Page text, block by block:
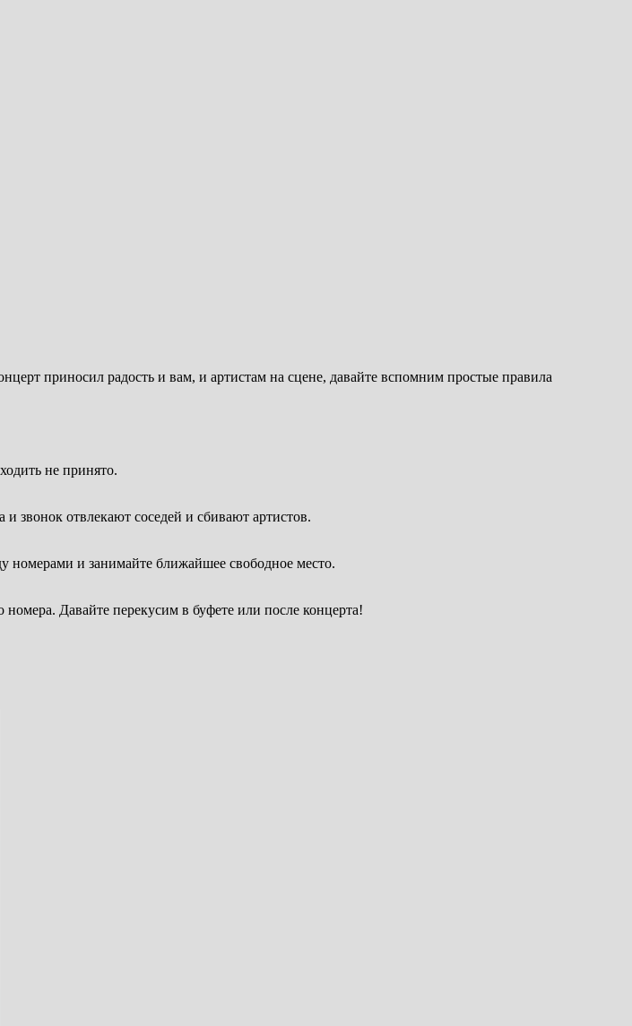
приносил радость и вам, и артистам на сцене, давайте вспомним простые правила
не принято.
звонок отвлекают соседей и сбивают артистов.
номерами и занимайте ближайшее свободное место.
Давайте перекусим в буфете или после концерта!